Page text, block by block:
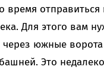
время отправиться
Для этого вам
через южные
Это